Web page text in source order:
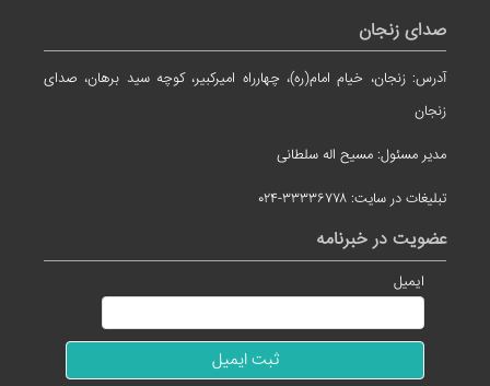
صدای زنجان
آدرس: زنجان، خیام امام(ره)، چهارراه امیرکبیر، کوچه سید برهان، صدای
زنجان
مدیر مسئول: مسیح اله سلطانی
تبلیغات در سایت: ۳۳۳۳۶۷۷۸-۰۲۴
عضویت در خبرنامه
ایمیل